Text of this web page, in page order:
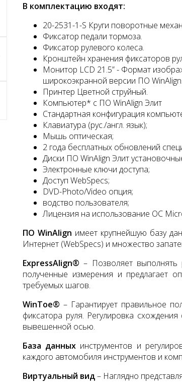
В комплектацию входят:
20-2531-1-S Круги поворотные
Фиксатор педали тормоза.
Фиксатор рулевого колеса.
Кронштейн хранения фиксаторов
Монитор LCD 21.5” - Формат
широкоэкранной версии ПО
Принтер Цветной струйный.
Компьютер* с ПО WinAlign Элит
Стандартная конфигурация
Клавиатура (рус./англ. язык);
Мышь оптическая;
2 года бесплатных обновлений
Диски ПО WinAlign Элит
Электронные ключи доступа;
Доступ WebSpecs;
DVD-Photo/Video опция;
водство пользователя;
Лицензия на использование ОС
ПО WinAlign имеет крупнейшую базу
Интернет (WebSpecs) и множество
ExpressAlign® – Позволяет выполнять
полученные измерения и предлагает
требуемых шагов.
WinToe®– Гарантирует правильное
фиксатора руля. Регулировка
вывешенной осью.
База данных инструментов и
каждого автомобиля инструментов и
Виртуальный вид– Наглядно